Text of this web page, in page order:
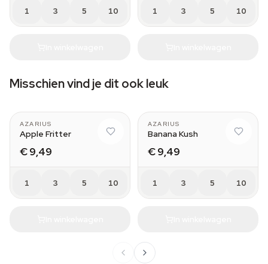
1 3 5 10 1 3 5 10
Misschien vind je dit ook leuk
AZARIUS
Apple Fritter
€ 9,49
1 3 5 10
AZARIUS
Banana Kush
€ 9,49
1 3 5 10